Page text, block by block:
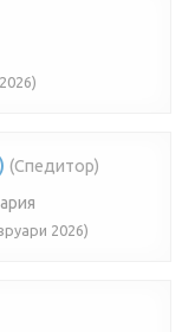
(Спедитор)
2026)